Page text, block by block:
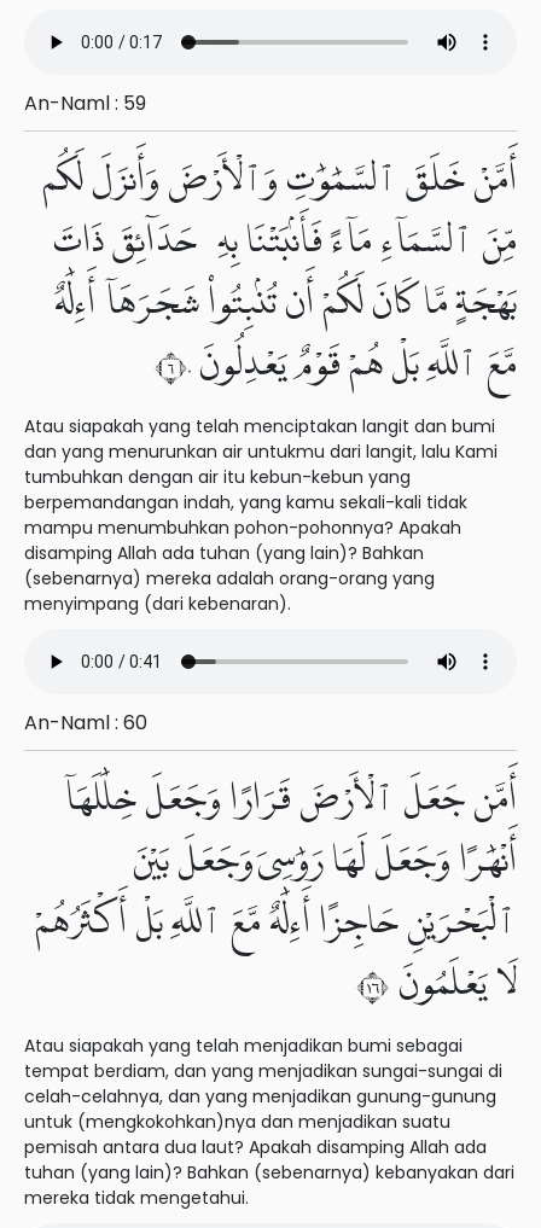
An-Naml : 59
أَمَّنْ خَلَقَ ٱلسَّمَٰوَٰتِ وَٱلْأَرْضَ وَأَنزَلَ لَكُم
مِّنَ ٱلسَّمَآءِ مَآءً فَأَنۢبَتْنَا بِهِۦ حَدَآئِقَ ذَاتَ
بَهْجَةٍ مَّا كَانَ لَكُمْ أَن تُنۢبِتُوا۟ شَجَرَهَآ أَءِلَٰهٌ
مَّعَ ٱللَّهِ بَلْ هُمْ قَوْمٌ يَعْدِلُونَ ٦٠
Atau siapakah yang telah menciptakan langit dan bumi
dan yang menurunkan air untukmu dari langit, lalu Kami
tumbuhkan dengan air itu kebun-kebun yang
berpemandangan indah, yang kamu sekali-kali tidak
mampu menumbuhkan pohon-pohonnya? Apakah
disamping Allah ada tuhan (yang lain)? Bahkan
(sebenarnya) mereka adalah orang-orang yang
menyimpang (dari kebenaran).
An-Naml : 60
أَمَّن جَعَلَ ٱلْأَرْضَ قَرَارًا وَجَعَلَ خِلَٰلَهَآ
أَنْهَٰرًا وَجَعَلَ لَهَا رَوَٰسِىَ وَجَعَلَ بَيْنَ
ٱلْبَحْرَيْنِ حَاجِزًا أَءِلَٰهٌ مَّعَ ٱللَّهِ بَلْ أَكْثَرُهُمْ
لَا يَعْلَمُونَ ٦١
Atau siapakah yang telah menjadikan bumi sebagai
tempat berdiam, dan yang menjadikan sungai-sungai di
celah-celahnya, dan yang menjadikan gunung-gunung
untuk (mengkokohkan)nya dan menjadikan suatu
pemisah antara dua laut? Apakah disamping Allah ada
tuhan (yang lain)? Bahkan (sebenarnya) kebanyakan dari
mereka tidak mengetahui.